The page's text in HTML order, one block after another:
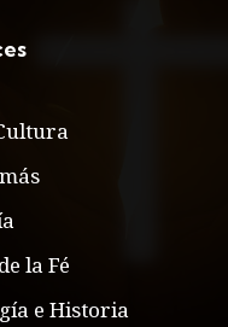
la Fé
e Historia